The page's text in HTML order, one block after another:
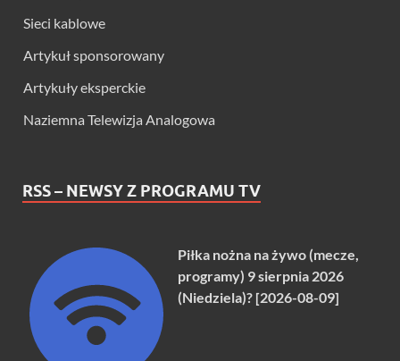
Sieci kablowe
Artykuł sponsorowany
Artykuły eksperckie
Naziemna Telewizja Analogowa
RSS – NEWSY Z PROGRAMU TV
Piłka nożna na żywo (mecze,
programy) 9 sierpnia 2026
(Niedziela)? [2026-08-09]